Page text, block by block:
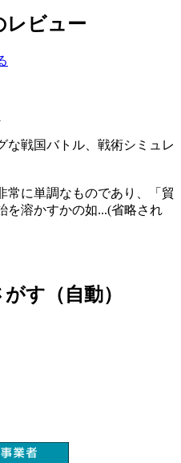
レビュー
な戦国バトル、戦術シミュレ
常に単調なものであり、「貿
を溶かすかの如...(省略され
す（自動）